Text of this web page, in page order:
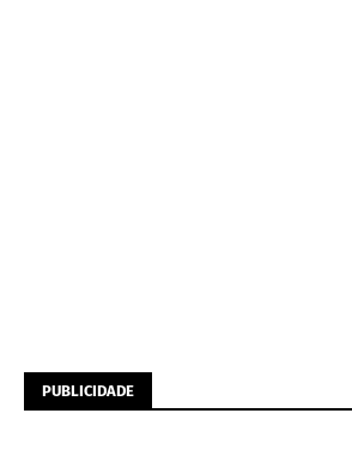
PUBLICIDADE